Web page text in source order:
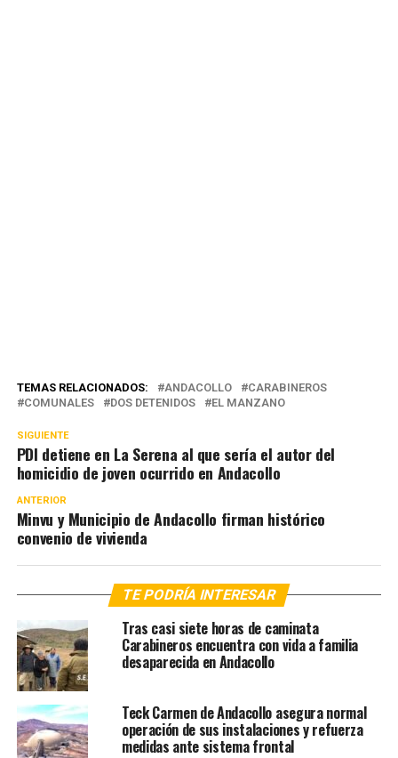
TEMAS RELACIONADOS: ANDACOLLO
CARABINEROS
COMUNALES
DOS DETENIDOS EL MANZANO
SIGUIENTE
PDI detiene en La Serena al que sería el autor del
homicidio de joven ocurrido en Andacollo
ANTERIOR
Minvu y Municipio de Andacollo firman histórico
convenio de vivienda
TE PODRÍA INTERESAR
Tras casi siete horas de caminata
Carabineros encuentra con vida a familia
desaparecida en Andacollo
Teck Carmen de Andacollo asegura normal
operación de sus instalaciones y refuerza
medidas ante sistema frontal